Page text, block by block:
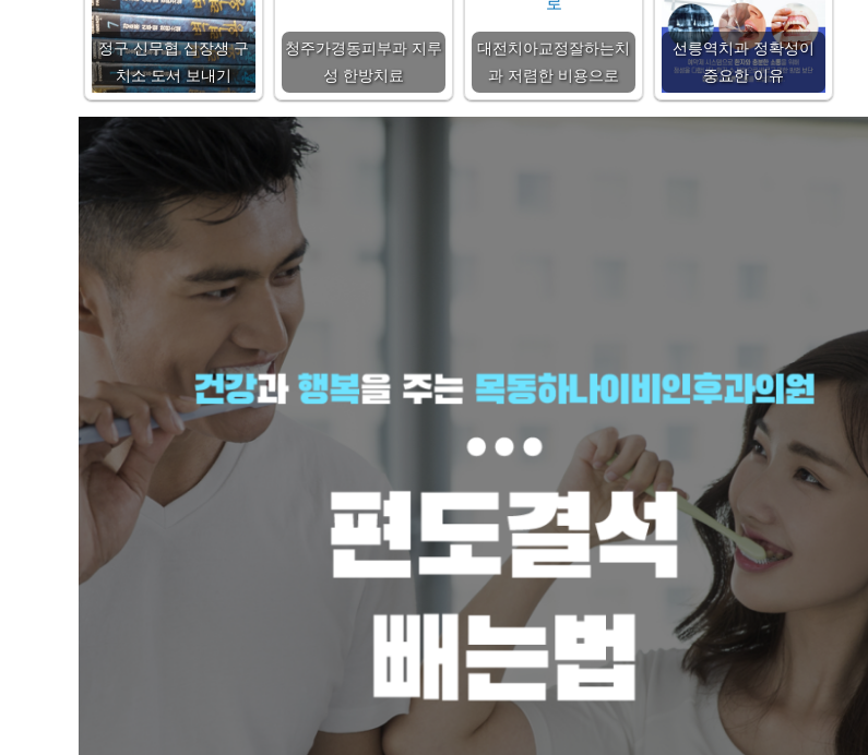
정구 신무협 십장생 구
치소 도서 보내기
청주가경동피부과 지루
성 한방치료
대전치아교정잘하는치
과 저렴한 비용으로
선릉역치과 정확성이
중요한 이유